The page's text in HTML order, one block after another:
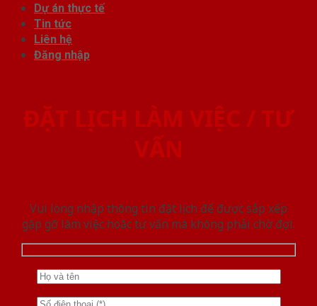
Dự án thực tế
Tin tức
Liên hệ
Đăng nhập
ĐẶT LỊCH LÀM VIỆC / TƯ
VẤN
Vui lòng nhập thông tin đặt lịch để được sắp xếp
gặp gỡ làm việc hoăc tư vấn mà không phải chờ đợi.